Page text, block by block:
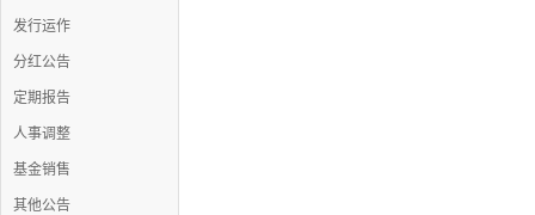
发行运作
分红公告
定期报告
人事调整
基金销售
其他公告